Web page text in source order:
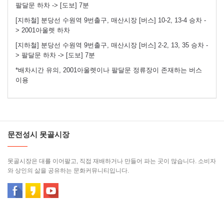
팔달문 하차 -> [도보] 7분
[지하철] 분당선 수원역 9번출구, 매산시장 [버스] 10-2, 13-4 승차 -
> 2001아울렛 하차
[지하철] 분당선 수원역 9번출구, 매산시장 [버스] 2-2, 13, 35 승차 -
> 팔달문 하차 -> [도보] 7분
*배차시간 유의, 2001아울렛이나 팔달문 정류장이 존재하는 버스
이용
문전성시 못골시장
못골시장은 대를 이어팔고, 직접 재배하거나 만들어 파는 곳이 많습니다. 소비자
와 상인의 삶을 공유하는 문화커뮤니티입니다.